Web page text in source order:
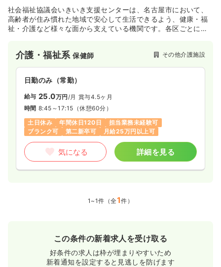
社会福祉協議会いきいき支援センターは、名古屋市において、
高齢者が住み慣れた地域で安心して生活できるよう、健康・福
祉・介護など様々な面から支えている機関です。各区ごとに計
介護・福祉系保健師 その他介護施設
日勤のみ（常勤）
給与 25.0万円 /月 賞与4.5ヶ月
時間 8:45～17:15 （休憩60分）
土日休み
年間休日120日
担当業務未経験可
ブランク可
第二新卒可 月給25万円以上可
気になる 詳細を見る
1~1件（全1件）
この条件の新着求人を受け取る
好条件の求人は枠が埋まりやすいため
新着通知を設定すると見逃しを防げます